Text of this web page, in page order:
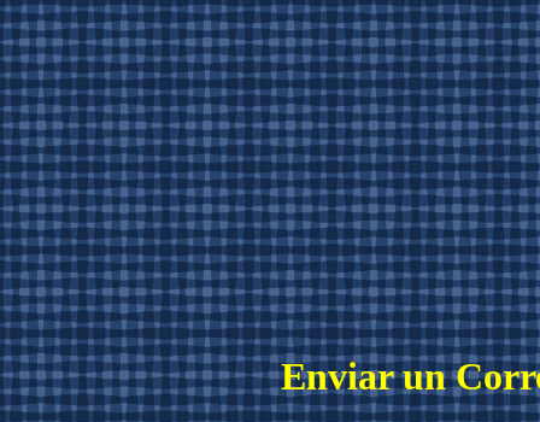
Enviar un